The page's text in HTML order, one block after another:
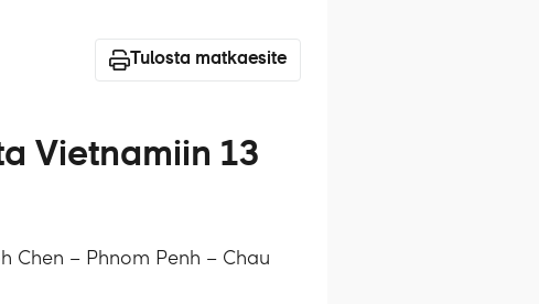
Tulosta matkaesite
Vietnamiin 13
Chen – Phnom Penh – Chau